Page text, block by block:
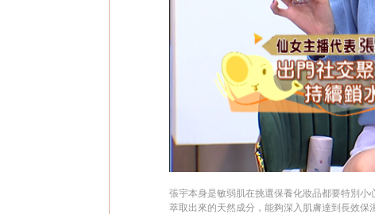
張宇本身是敏弱肌在挑選保養化妝品都要特別
萃取出來的天然成分，能夠深入肌膚達到長效